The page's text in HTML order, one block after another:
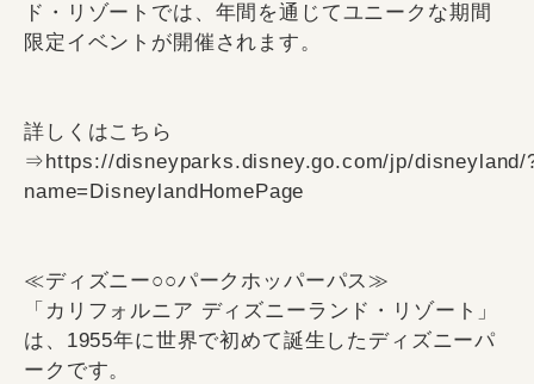
ド・リゾートでは、年間を通じてユニークな期間
限定イベントが開催されます。
詳しくはこちら
⇒https://disneyparks.disney.go.com/jp/disneyland/
name=DisneylandHomePage
≪ディズニー○○パークホッパーパス≫
「カリフォルニア ディズニーランド・リゾート」
は、1955年に世界で初めて誕生したディズニーパ
ークです。